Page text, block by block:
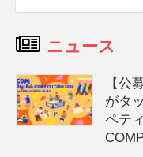
ニュース
【公
がタ
ペテ